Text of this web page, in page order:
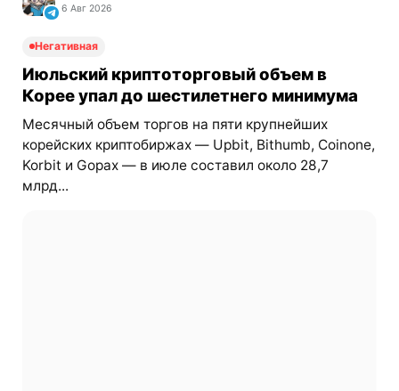
6 Авг 2026
Негативная
Июльский криптоторговый объем в
Корее упал до шестилетнего минимума
Месячный объем торгов на пяти крупнейших
корейских криптобиржах — Upbit, Bithumb, Coinone,
Korbit и Gopax — в июле составил около 28,7
млрд...